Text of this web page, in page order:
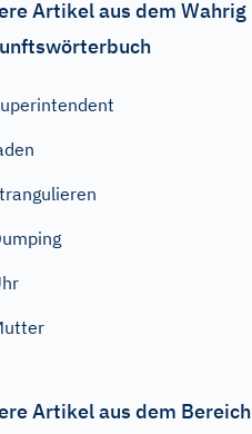
Artikel aus dem Wahrig
Artikel aus dem Bereich